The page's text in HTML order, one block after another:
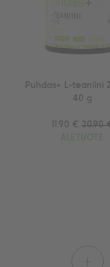
Puhdas+ L-teaniini
40 g
11.90 € 20.90